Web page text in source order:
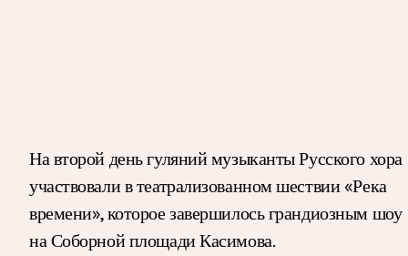
На второй день гуляний музыканты Русского хора
участвовали в театрализованном шествии «Река
времени», которое завершилось грандиозным шоу
на Соборной площади Касимова.